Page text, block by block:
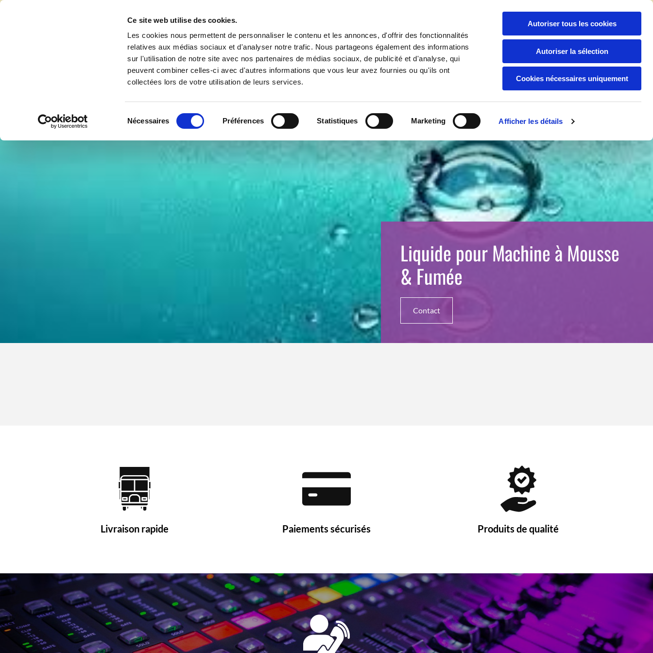
Ce site web utilise des cookies.
Les cookies nous permettent de personnaliser le contenu et les annonces, d'offrir des fonctionnalités
relatives aux médias sociaux et d'analyser notre trafic. Nous partageons également des informations
sur l'utilisation de notre site avec nos partenaires de médias sociaux, de publicité et d'analyse, qui
peuvent combiner celles-ci avec d'autres informations que vous leur avez fournies ou qu'ils ont
collectées lors de votre utilisation de leurs services.
du
Nécessaires Préférences Statistiques Marketing Afficher les détails
Autoriser tous les cookies
Autoriser la sélection
Cookies nécessaires uniquement
Tropical Mix Family
Accueil Boutique
06 94 04 92 88/05 94 30 59 44
Nos Services
Liquide pour Machine à Mousse
& Fumée
Contact
Livraison rapide Paiements sécurisés Produits de qualité